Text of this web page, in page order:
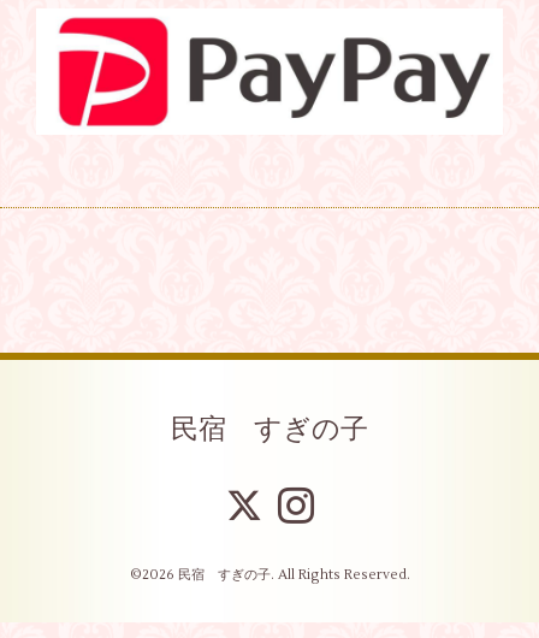
民宿 すぎの子
©2026 民宿 すぎの子. All Rights Reserved.